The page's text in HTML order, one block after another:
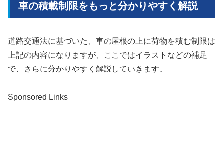
車の積載制限をもっと分かりやすく解説
道路交通法に基づいた、車の屋根の上に荷物を積む制限は
上記の内容になりますが、ここではイラストなどの補足
で、さらに分かりやすく解説していきます。
Sponsored Links